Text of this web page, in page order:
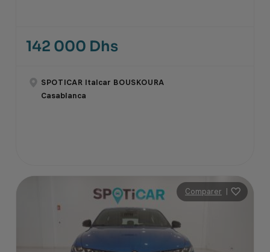
142 000 Dhs
SPOTICAR Italcar BOUSKOURA
Casablanca
Comparer |